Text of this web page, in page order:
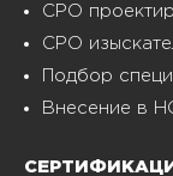
СРО
СРО
Подбор
Внесение в